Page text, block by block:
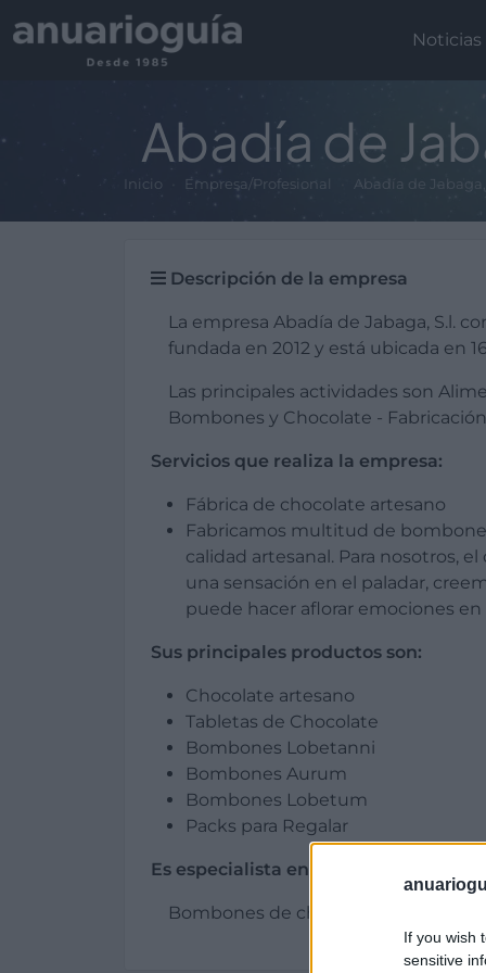
If you wish
sensitive
Noticias
Abadía de
Inicio Empresa/Profesional Abadía de Jabaga,
Descripción de la empresa
La empresa Abadía de Jabaga, S.l.
fundada en 2012 y está ubicada en
Las principales actividades son
Bombones y Chocolate -
Servicios que realiza la empresa:
Fábrica de chocolate artesano
Fabricamos multitud de
calidad artesanal. Para nosotros,
una sensación en el paladar,
puede hacer aflorar emociones
Sus principales productos son:
Chocolate artesano
Tabletas de Chocolate
Bombones Lobetanni
Bombones Aurum
Bombones Lobetum
Packs para Regalar
Es especialista en:
Bombones de chocolate de calidad